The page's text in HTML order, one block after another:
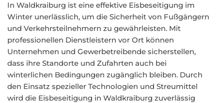
In Waldkraiburg ist eine effektive Eisbeseitigung im
Winter unerlässlich, um die Sicherheit von Fußgängern
und Verkehrsteilnehmern zu gewährleisten. Mit
professionellen Dienstleistern vor Ort können
Unternehmen und Gewerbetreibende sicherstellen,
dass ihre Standorte und Zufahrten auch bei
winterlichen Bedingungen zugänglich bleiben. Durch
den Einsatz spezieller Technologien und Streumittel
wird die Eisbeseitigung in Waldkraiburg zuverlässig